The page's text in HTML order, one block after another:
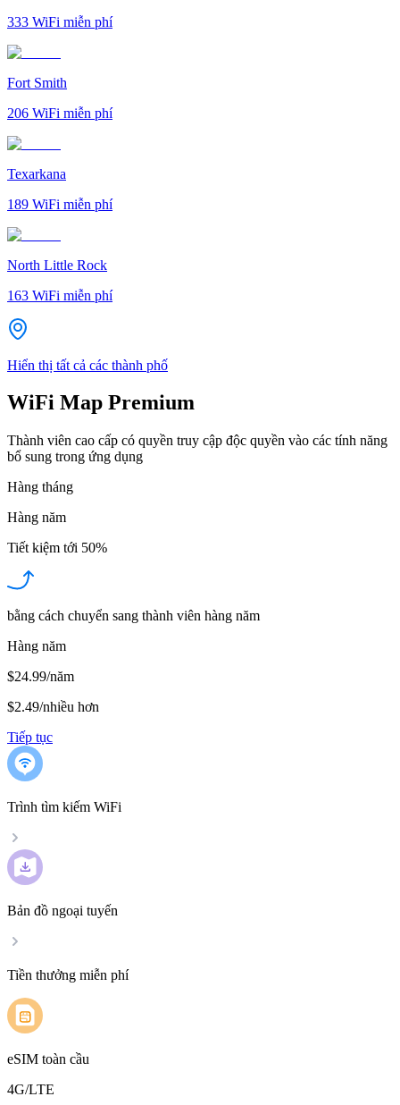
333 WiFi miễn phí
Fort Smith
206 WiFi miễn phí
Texarkana
189 WiFi miễn phí
North Little Rock
163 WiFi miễn phí
Hiển thị tất cả các thành phố
WiFi Map Premium
Thành viên cao cấp có quyền truy cập độc quyền vào các tính năng
bổ sung trong ứng dụng
Hàng tháng
Hàng năm
Tiết kiệm tới 50%
bằng cách chuyển sang thành viên hàng năm
Hàng năm
$24.99/năm
$2.49/nhiều hơn
Tiếp tục
Trình tìm kiếm WiFi
Bản đồ ngoại tuyến
Tiền thưởng miễn phí
eSIM toàn cầu
4G/LTE